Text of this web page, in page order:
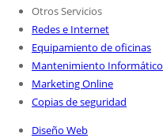
Otros Servicios
Redes e Internet
Equipamiento de oficinas
Mantenimiento Informático
Marketing Online
Copias de seguridad
Diseño Web